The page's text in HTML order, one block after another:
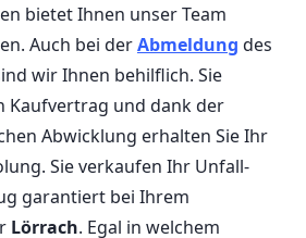
bietet Ihnen unser Team
Auch bei derAbmeldung des
wir Ihnen behilflich. Sie
Kaufvertrag und dank der
Abwicklung erhalten Sie Ihr
Sie verkaufen Ihr Unfall-
garantiert bei Ihrem
Lörrach. Egal in welchem